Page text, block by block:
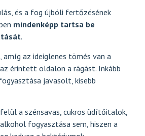
és a fog újbóli fertőzésének
mindenképp tartsa be
.
amíg az ideiglenes tömés van a
érintett oldalon a rágást. Inkább
javasolt, kisebb
a szénsavas, cukros üdítőitalok,
fogyasztása sem, hiszen a